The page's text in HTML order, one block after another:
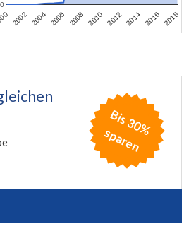
2002 2004 2006 2008 2010 2012 2014 2016 2018
0
B
is
3
0
%
s
p
a
r
e
n